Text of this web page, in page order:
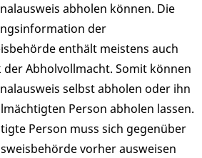
abholen können. Die
der
enthält meistens auch
Abholvollmacht. Somit können
selbst abholen oder ihn
Person abholen lassen.
Person muss sich gegenüber
vorher ausweisen